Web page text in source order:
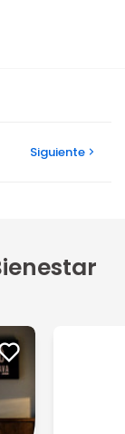
Siguiente